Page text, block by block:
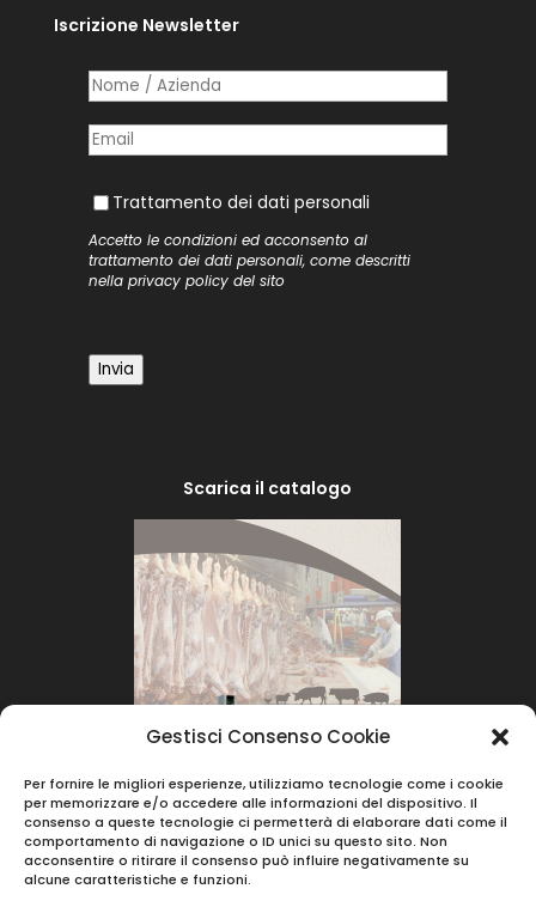
Gestisci Consenso Cookie
Per fornire le migliori esperienze, utilizziamo tecnologie come i cookie
per memorizzare e/o accedere alle informazioni del dispositivo. Il
consenso a queste tecnologie ci permetterà di elaborare dati come il
comportamento di navigazione o ID unici su questo sito. Non
acconsentire o ritirare il consenso può influire negativamente su
alcune caratteristiche e funzioni.
Iscrizione Newsletter
Nome /​ Azienda
Posta elettronica
Trattamento dei dati personali
Trattamento dei dati personali
Accetto le condizioni ed acconsento al
trattamento dei dati personali, come descritti
nella privacy policydel sito
Invia
Scarica il catalogo